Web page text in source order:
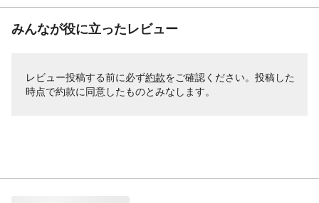
みんなが役に立ったレビュー
レビュー投稿する前に必ず約款をご確認ください。投稿した
時点で約款に同意したものとみなします。